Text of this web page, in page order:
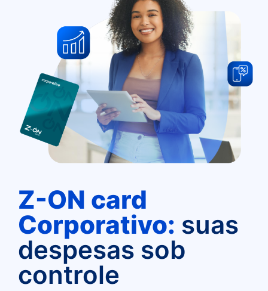
Z-ON card
Corporativo: suas
despesas sob
controle